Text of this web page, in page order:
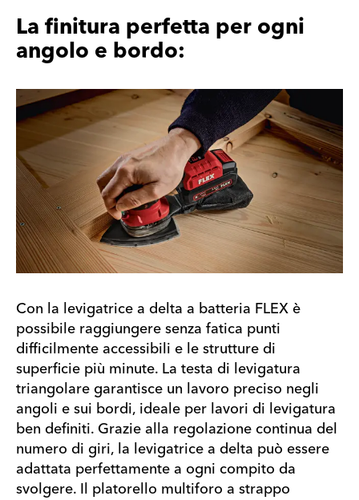
La finitura perfetta per ogni
angolo e bordo:
Con la levigatrice a delta a batteria FLEX è
possibile raggiungere senza fatica punti
difficilmente accessibili e le strutture di
superficie più minute. La testa di levigatura
triangolare garantisce un lavoro preciso negli
angoli e sui bordi, ideale per lavori di levigatura
ben definiti. Grazie alla regolazione continua del
numero di giri, la levigatrice a delta può essere
adattata perfettamente a ogni compito da
svolgere. Il platorello multiforo a strappo